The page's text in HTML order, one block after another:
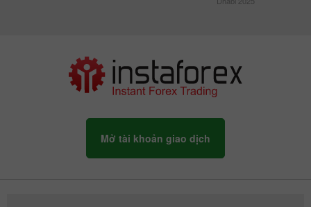
Mở tài khoản giao dịch